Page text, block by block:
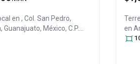
en , Col. San Pedro,
, Guanajuato, México, C.P.
en